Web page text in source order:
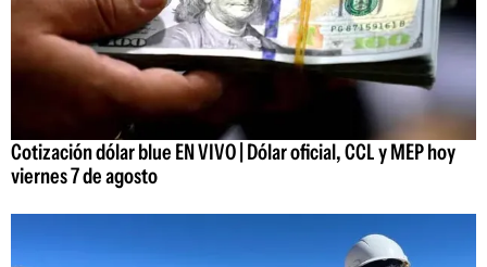
Cotización dólar blue EN VIVO | Dólar oficial, CCL y MEP hoy
viernes 7 de agosto